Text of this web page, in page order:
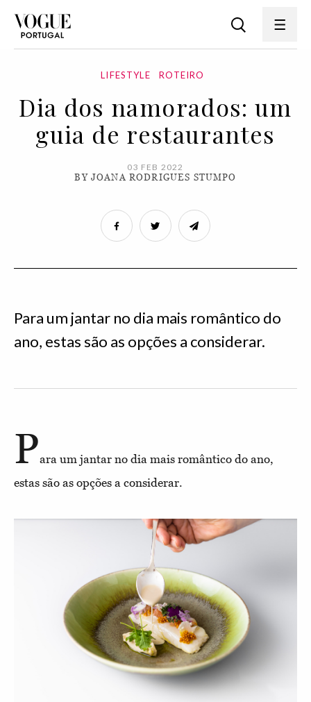
LIFESTYLE ROTEIRO
Dia dos namorados: um
guia de restaurantes
03 FEB 2022
BY JOANA RODRIGUES STUMPO
Para um jantar no dia mais romântico do
ano, estas são as opções a considerar.
Para um jantar no dia mais romântico do ano,
estas são as opções a considerar.